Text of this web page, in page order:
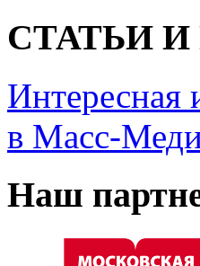
СТАТЬИ
в Масс-
Наш